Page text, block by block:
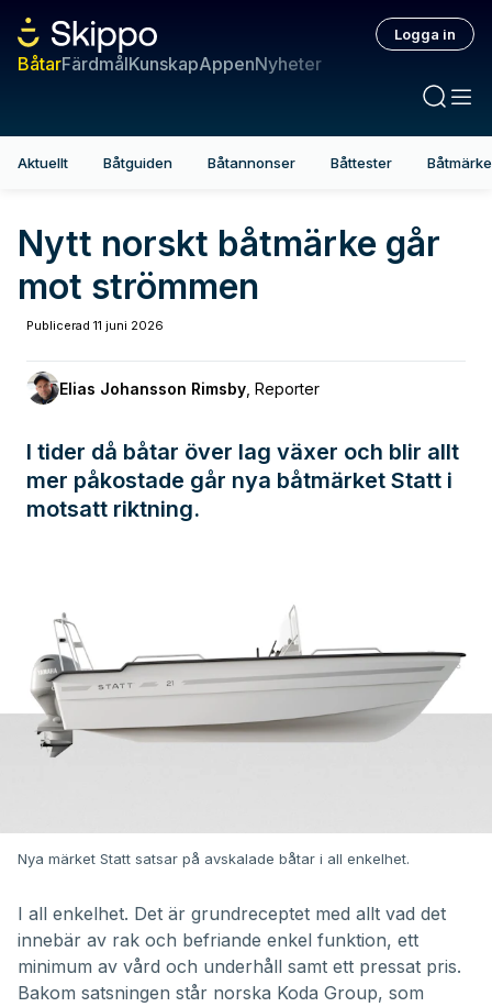
BåtarFärdmålKunskapAppenNyheter
Logga in
Aktuellt Båtguiden Båtannonser Båttester
Nytt norskt båtmärke går
mot strömmen
Publicerad 11 juni 2026
Elias Johansson Rimsby Reporter
I tider då båtar över lag växer och blir allt
mer påkostade går nya båtmärket Statt i
motsatt riktning.
Nya märket Statt satsar på avskalade båtar i all enkelhet.
I all enkelhet. Det är grundreceptet med allt vad det
innebär av rak och befriande enkel funktion, ett
minimum av vård och underhåll samt ett pressat pris.
Bakom satsningen står norska Koda Group, som